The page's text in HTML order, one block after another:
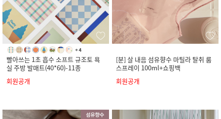
빨아쓰는 1초 흡수 소프트 규조토 욕
실 주방 발매트(40*60)-11종
회원공개
[분] 살 내음 섬유향수 마틸라 탈취 룸
스프레이 100ml+쇼핑백
회원공개